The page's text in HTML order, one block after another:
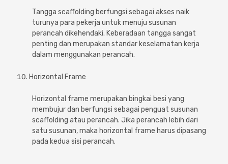
Tangga scaffolding berfungsi sebagai akses naik
turunya para pekerja untuk menuju susunan
perancah dikehendaki. Keberadaan tangga sangat
penting dan merupakan standar keselamatan kerja
dalam menggunakan perancah.
Horizontal Frame
Horizontal frame merupakan bingkai besi yang
membujur dan berfungsi sebagai penguat susunan
scaffolding atau perancah. Jika perancah lebih dari
satu susunan, maka horizontal frame harus dipasang
pada kedua sisi perancah.